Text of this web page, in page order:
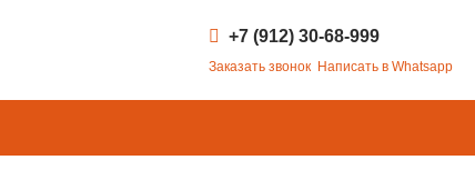
+7 (912) 30-68-999
Заказать звонок Написать в Whatsapp